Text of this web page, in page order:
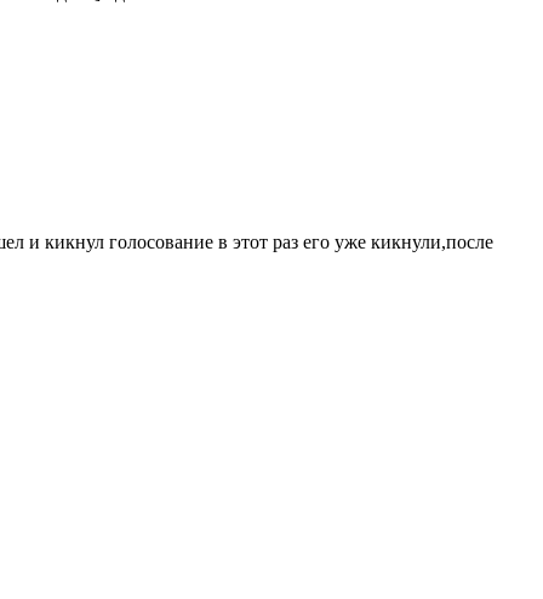
и кикнул голосование в этот раз его уже кикнули,после